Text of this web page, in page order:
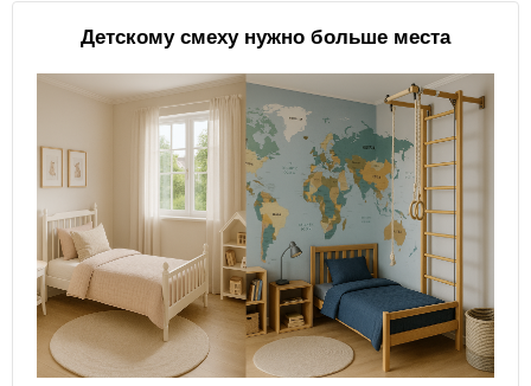
Детскому смеху нужно больше места